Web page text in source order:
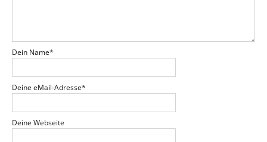
Dein Name*
Deine eMail-Adresse*
Deine Webseite